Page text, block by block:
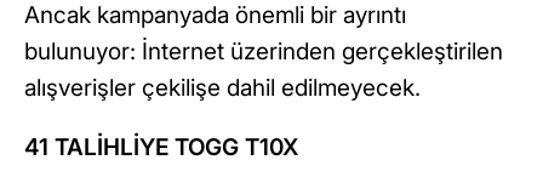
Ancak kampanyada önemli bir ayrıntı
bulunuyor: İnternet üzerinden gerçekleştirilen
alışverişler çekilişe dahil edilmeyecek.
41 TALİHLİYE TOGG T10X